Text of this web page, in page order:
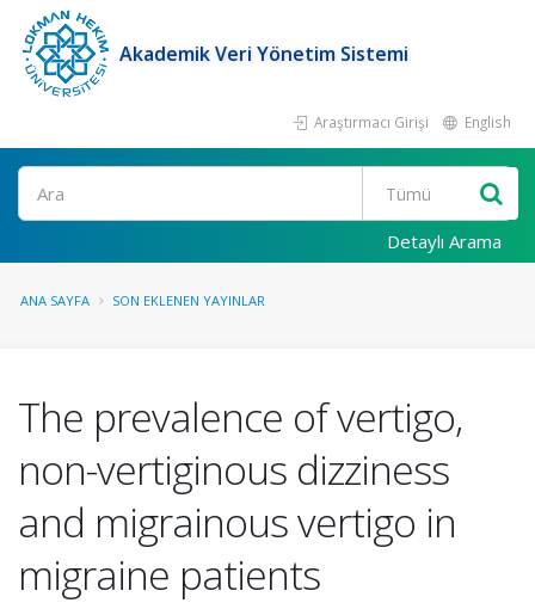
Akademik Veri Yönetim Sistemi
Araştırmacı Girişi English
Ara
Detaylı Arama
ANA SAYFA SON EKLENEN YAYINLAR
The prevalence of vertigo,
non-vertiginous dizziness
and migrainous vertigo in
migraine patients